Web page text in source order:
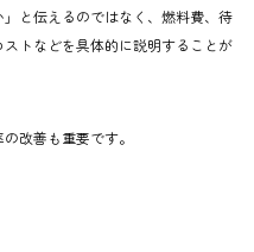
と伝えるのではなく、燃料費、待
トなどを具体的に説明することが
改善も重要です。